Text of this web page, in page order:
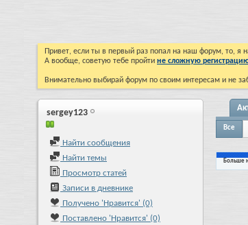
Привет, если ты в первый раз попал на наш форум, то, я
А вообще, советую тебе пройти не сложную
Внимательно выбирай форум по своим интересам и не
sergey123
Найти сообщения
Найти темы
Просмотр статей
Записи в дневнике
Получено 'Нравится' (0)
Поставлено 'Нравится' (0)
Все
Больше